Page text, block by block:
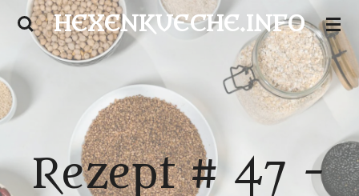
Zum
Hauptinhalt
springen
HEXENKUECHE.INFO